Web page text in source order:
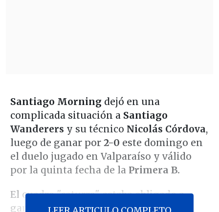
Santiago Morning dejó en una
complicada situación a Santiago
Wanderers y su técnico Nicolás Córdova,
luego de ganar por2-0 este domingo en
el duelo jugado en Valparaíso y válido
por la quinta fecha de la Primera B.
El cuadro "caturro" estaba obligado a
ganar, pues su principal objetivo de la